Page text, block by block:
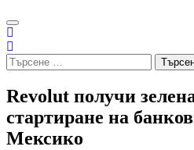
Търсене
за:
Revolut получи
стартиране на
Мексико